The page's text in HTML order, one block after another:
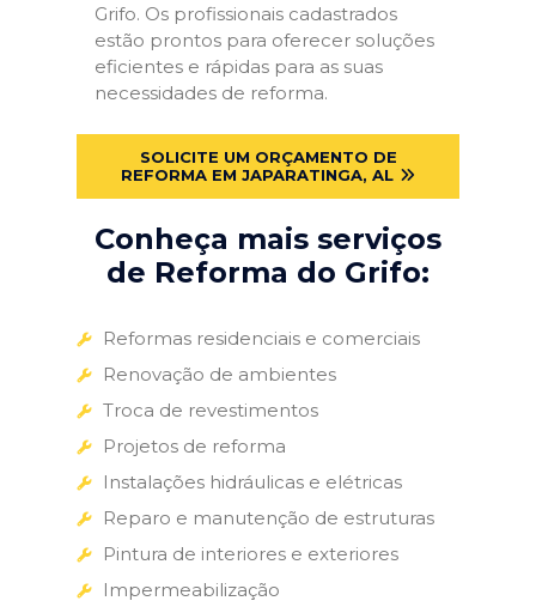
Grifo. Os profissionais cadastrados
estão prontos para oferecer soluções
eficientes e rápidas para as suas
necessidades de reforma.
SOLICITE UM ORÇAMENTO DE
REFORMA EM JAPARATINGA, AL
Conheça mais serviços
de Reforma do Grifo:
Reformas residenciais e comerciais
Renovação de ambientes
Troca de revestimentos
Projetos de reforma
Instalações hidráulicas e elétricas
Reparo e manutenção de estruturas
Pintura de interiores e exteriores
Impermeabilização